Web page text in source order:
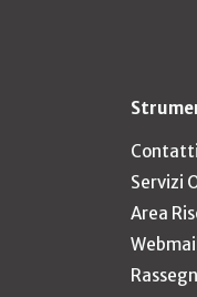
Contatti
Servizi
Area
Webmail